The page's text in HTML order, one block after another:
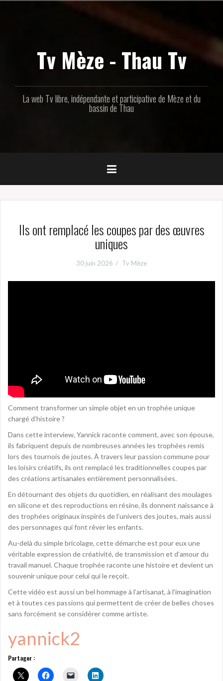
Tv Mèze - Thau Tv
La web Tv libre, indépendante et participative de Mèze et du
bassin de Thau
Ils ont remplacé les coupes par des œuvres
uniques
30 juin 2026 Tv Mèze
Comment transformer un simple objet en un trophée unique
chargé d’histoire ?
Dans cette interview, Yannick raconte comment, avec son épouse,
ils fabriquent depuis de nombreuses années les trophées remis
lors des tournois de joutes. À travers leur passion commune pour
les loisirs créatifs, ils ont remplacé les traditionnelles coupes par
des créations artisanales entièrement personnalisées.
En détournant des objets du quotidien, en réalisant des moulages
en silicone et des reproductions en résine, ils donnent naissance à
des trophées originaux inspirés de l’univers des joutes, mais aussi
des personnages qui font rêver les enfants.
Au-delà du simple bricolage, cette démarche est pour eux une
véritable expression de créativité, de transmission et d’amour du
travail manuel. Chaque trophée raconte une histoire et devient un
souvenir unique pour celui qui le reçoit.
Cette vidéo est aussi un bel hommage à l’artisanat, à l’imagination
et à toutes ces passions qui permettent de créer de belles choses
sans forcément se considérer comme artiste.
yannick2
Partager :